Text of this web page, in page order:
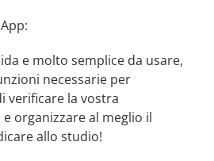
e molto semplice da usare,
necessarie per
verificare la vostra
organizzare al meglio il
allo studio!